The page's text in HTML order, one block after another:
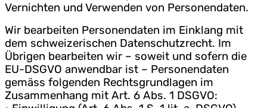
Vernichten und Verwenden von Personendaten.
Wir bearbeiten Personendaten im Einklang mit
dem schweizerischen Datenschutzrecht. Im
Übrigen bearbeiten wir – soweit und sofern die
EU-DSGVO anwendbar ist – Personendaten
gemäss folgenden Rechtsgrundlagen im
Zusammenhang mit Art. 6 Abs. 1 DSGVO: